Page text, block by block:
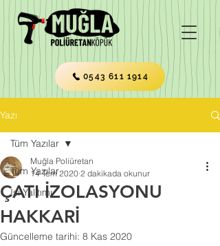
0543 611 1914
Yazı
Tüm Yazılar
Isı Yalıtımı
Tüm Yazılar
ÇATI İZOLASYONU
HAKKARİ
Muğla Poliüretan
14 Tem 2020 2 dakikada okunur
Güncelleme tarihi: 8 Kas 2020